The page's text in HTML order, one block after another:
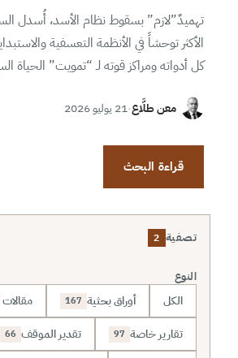
تهميدٌ”لازم” بسقوط نظام الأسد، أُسدل
الأكثر توحشاً في الأنظمة التعسفية
كل أدواته ومراكز قوته لـ “تمويت” الحياة
معن طلَّاع·21 يوليو 2026
قراءة البحث
تصفية 2
النوع
الكل أوراق بحثية 167 مقالات
تقارير خاصة 97 تقدير الموقف 66